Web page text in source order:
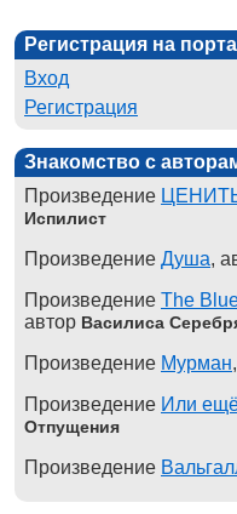
Регистрация на
Вход
Регистрация
Знакомство с
Произведение
Испилист
Произведение Душа,
Произведение The
автор Василиса
Произведение Мурман
Произведение Или
Отпущения
Произведение